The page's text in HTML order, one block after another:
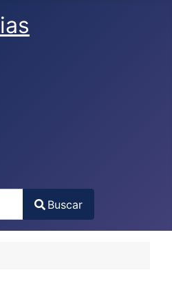
for results.
Buscar